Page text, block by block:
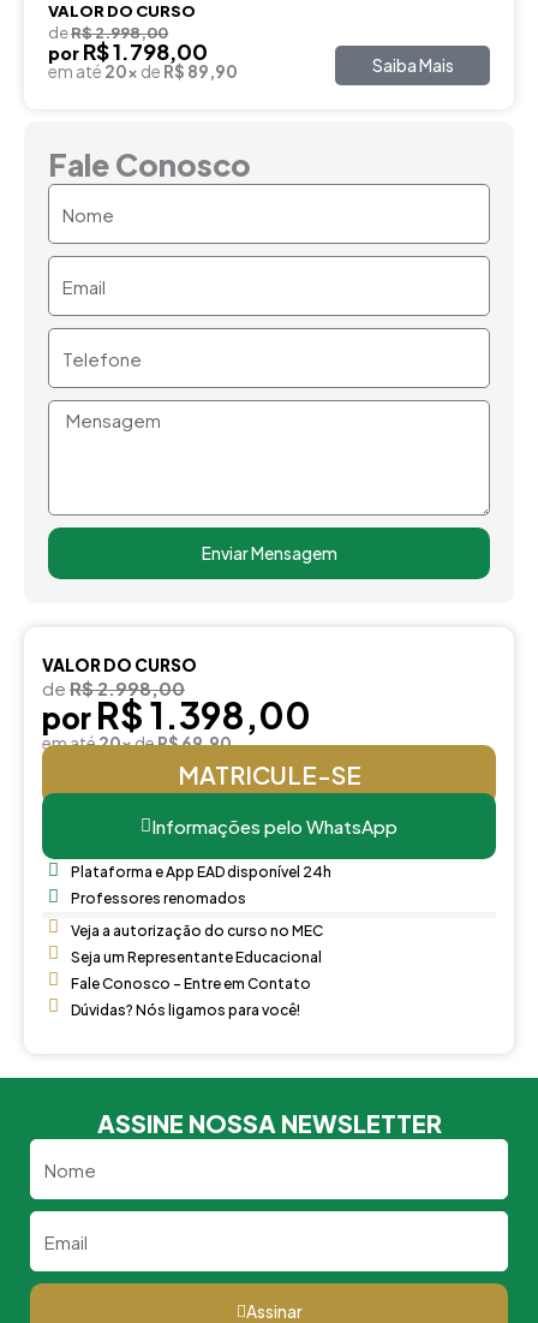
VALOR DO CURSO
deR$ 2.998,00
por R$ 1.798,00
em até 20x de R$ 89,90 Saiba Mais
Fale Conosco
Mensagem
Enviar Mensagem
VALOR DO CURSO
de R$ 2.998,00
por R$ 1.398,00
em até20xdeR$ 69,90
MATRICULE-SE
Informações pelo WhatsApp
Plataforma e App EAD disponível 24h
Professores renomados
Veja a autorização do curso no MEC
Seja um Representante Educacional
Fale Conosco - Entre em Contato
Dúvidas? Nós ligamos para você!
ASSINE NOSSA NEWSLETTER
Assinar